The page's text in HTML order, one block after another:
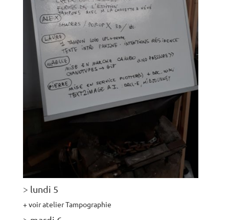
> lundi 5
+ voir atelier Tampographie